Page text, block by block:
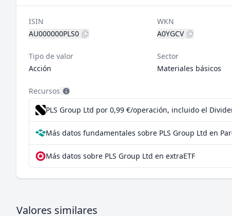
ISIN
AU000000PLS0
WKN
A0YGCV
Tipo de valor
Acción
Sector
Materiales básicos
Recursos
PLS Group Ltd por 0,99 €/operación, incluido el
Más datos fundamentales sobre PLS Group Ltd en
Más datos sobre PLS Group Ltd en extraETF
Valores similares